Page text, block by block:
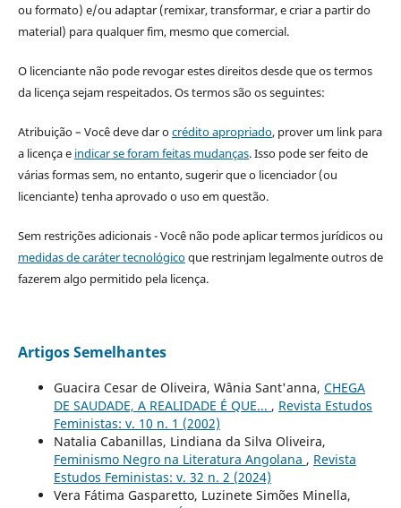
ou formato) e/ou adaptar (remixar, transformar, e criar a partir do
material) para qualquer fim, mesmo que comercial.
O licenciante não pode revogar estes direitos desde que os termos
da licença sejam respeitados. Os termos são os seguintes:
Atribuição – Você deve dar ocrédito apropriado, prover um link para
a licença e indicar se foram feitas mudanças. Isso pode ser feito de
várias formas sem, no entanto, sugerir que o licenciador (ou
licenciante) tenha aprovado o uso em questão.
Sem restrições adicionais - Você não pode aplicar termos jurídicos ou
medidas de caráter tecnológicoque restrinjam legalmente outros de
fazerem algo permitido pela licença.
Artigos Semelhantes
Guacira Cesar de Oliveira, Wânia Sant'anna, CHEGA
DE SAUDADE, A REALIDADE É QUE... , Revista Estudos
Feministas: v. 10 n. 1 (2002)
Natalia Cabanillas, Lindiana da Silva Oliveira,
Feminismo Negro na Literatura Angolana , Revista
Estudos Feministas: v. 32 n. 2 (2024)
Vera Fátima Gasparetto, Luzinete Simões Minella,